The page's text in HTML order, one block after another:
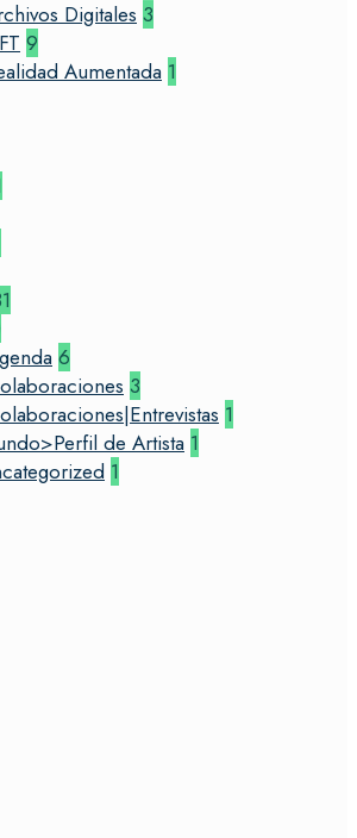
Digitales 3
9
Aumentada 1
6
3
1
de Artista 1
1